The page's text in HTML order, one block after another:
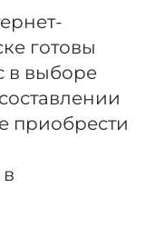
готовы
в выборе
приобрести